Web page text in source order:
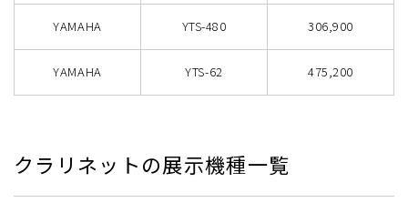
YAMAHA YTS-480 306,900
YAMAHA YTS-62 475,200
クラリネットの展示機種一覧